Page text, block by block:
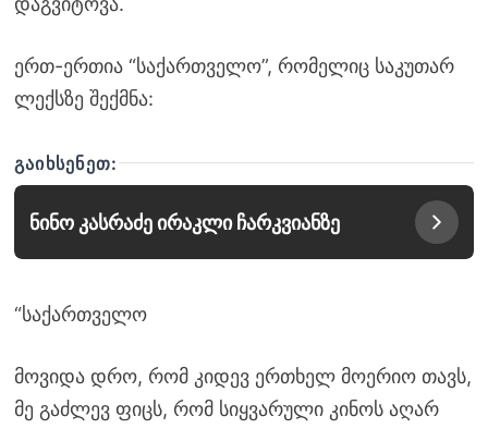
ერთ-ერთია “საქართველო”, რომელიც საკუთარ
ლექსზე შექმნა:
ᲒᲐᲘᲮᲡᲔᲜᲔᲗ:
ნინო კასრაძე ირაკლი ჩარკვიანზე
“საქართველო
მოვიდა დრო, რომ კიდევ ერთხელ მოერიო თავს,
მე გაძლევ ფიცს, რომ სიყვარული კინოს აღარ